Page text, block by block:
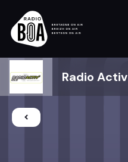
Radio Activ